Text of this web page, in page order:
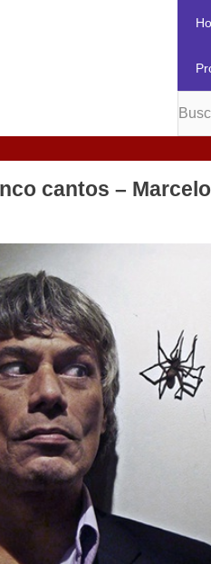
cantos –